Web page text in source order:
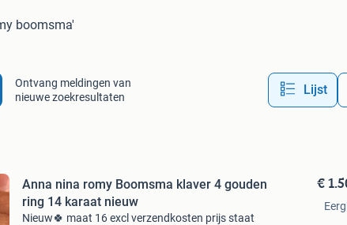
boomsma'
Ontvang meldingen van
nieuwe zoekresultaten
Lijst
Anna nina romy Boomsma klaver 4 gouden
ring 14 karaat nieuw
Nieuw🍀 maat 16 excl verzendkosten prijs staat
€